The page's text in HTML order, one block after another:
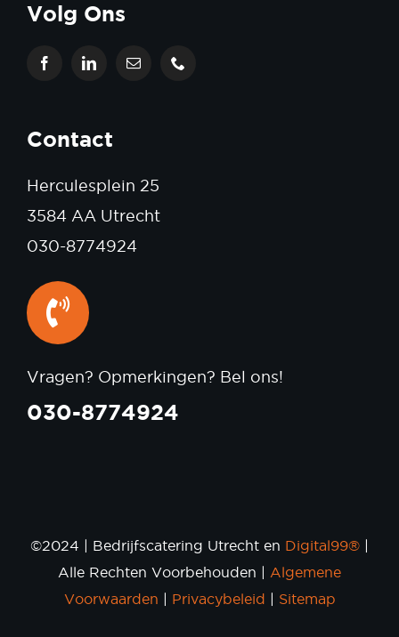
Volg Ons
Contact
Herculesplein 25
3584 AA Utrecht
030-8774924
Vragen? Opmerkingen? Bel ons!
030-8774924
©2024 | Bedrijfscatering Utrecht en Digital99®
Alle Rechten Voorbehouden | Algemene
Voorwaarden
Privacybeleid Sitemap